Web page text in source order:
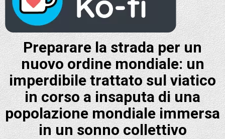
Preparare la strada per un
nuovo ordine mondiale: un
imperdibile trattato sul viatico
in corso a insaputa di una
popolazione mondiale immersa
in un sonno collettivo